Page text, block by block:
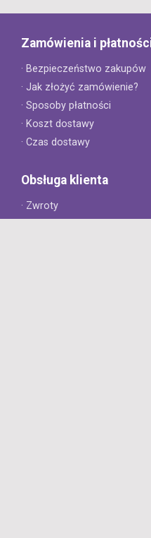
Zamówienia i
· Bezpieczeństwo zakupów
· Jak złożyć zamówienie?
· Sposoby płatności
· Koszt dostawy
· Czas dostawy
Obsługa klienta
· Zwroty